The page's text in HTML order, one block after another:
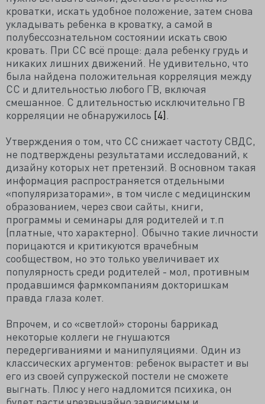
кроватки, искать удобное положение, затем снова
укладывать ребенка в кроватку, а самой в
полубессознательном состоянии искать свою
кровать. При СС всё проще: дала ребенку грудь и
никаких лишних движений. Не удивительно, что
была найдена положительная корреляция между
СС и длительностью любого ГВ, включая
смешанное. С длительностью исключительно ГВ
корреляции не обнаружилось [4]
Утверждения о том, что СС снижает частоту СВДС,
не подтверждены результатами исследований, к
дизайну которых нет претензий. В основном такая
информация распространяется отдельными
«популяризаторами», в том числе с медицинским
образованием, через свои сайты, книги,
программы и семинары для родителей и т.п
(платные, что характерно). Обычно такие личности
порицаются и критикуются врачебным
сообществом, но это только увеличивает их
популярность среди родителей - мол, противным
продавшимся фармкомпаниям докторишкам
правда глаза колет.
Впрочем, и со «светлой» стороны баррикад
некоторые коллеги не гнушаются
передергиваниями и манипуляциями. Один из
классических аргументов: ребенок вырастет и вы
его из своей супружеской постели не сможете
выгнать. Плюс у него надломится психика, он